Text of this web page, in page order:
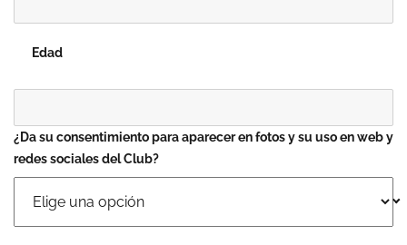
Edad
¿Da su consentimiento para aparecer en fotos y su uso en web y
redes sociales del Club?